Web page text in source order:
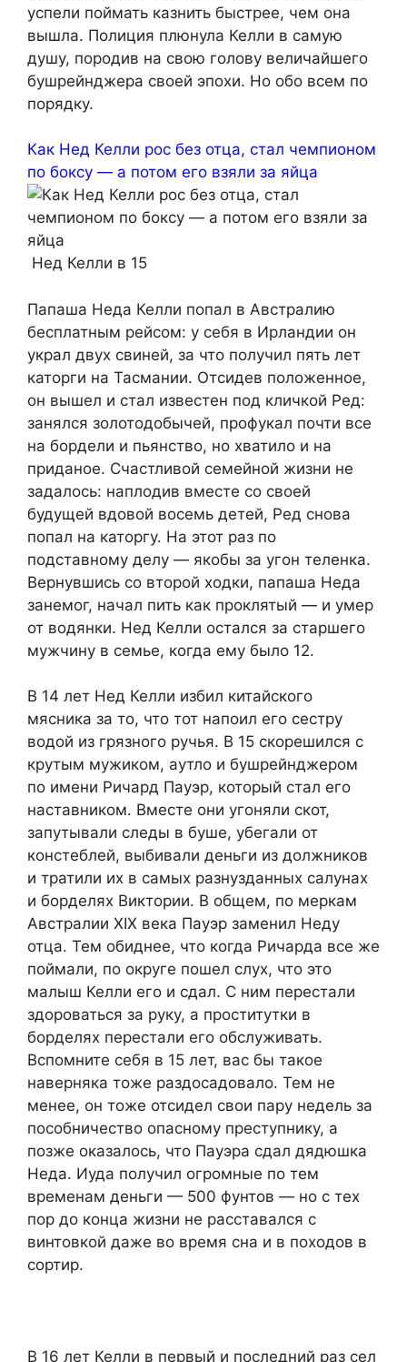
успели поймать казнить быстрее, чем она
вышла. Полиция плюнула Келли в самую
душу, породив на свою голову величайшего
бушрейнджера своей эпохи. Но обо всем по
порядку.
Как Нед Келли рос без отца, стал чемпионом
по боксу — а потом его взяли за яйца
Нед Келли в 15
Папаша Неда Келли попал в Австралию
бесплатным рейсом: у себя в Ирландии он
украл двух свиней, за что получил пять лет
каторги на Тасмании. Отсидев положенное,
он вышел и стал известен под кличкой Ред:
занялся золотодобычей, профукал почти все
на бордели и пьянство, но хватило и на
приданое. Счастливой семейной жизни не
задалось: наплодив вместе со своей
будущей вдовой восемь детей, Ред снова
попал на каторгу. На этот раз по
подставному делу — якобы за угон теленка.
Вернувшись со второй ходки, папаша Неда
занемог, начал пить как проклятый — и умер
от водянки. Нед Келли остался за старшего
мужчину в семье, когда ему было 12.
В 14 лет Нед Келли избил китайского
мясника за то, что тот напоил его сестру
водой из грязного ручья. В 15 скорешился с
крутым мужиком, аутло и бушрейнджером
по имени Ричард Пауэр, который стал его
наставником. Вместе они угоняли скот,
запутывали следы в буше, убегали от
констеблей, выбивали деньги из должников
и тратили их в самых разнузданных салунах
и борделях Виктории. В общем, по меркам
Австралии XIX века Пауэр заменил Неду
отца. Тем обиднее, что когда Ричарда все же
поймали, по округе пошел слух, что это
малыш Келли его и сдал. С ним перестали
здороваться за руку, а проститутки в
борделях перестали его обслуживать.
Вспомните себя в 15 лет, вас бы такое
наверняка тоже раздосадовало. Тем не
менее, он тоже отсидел свои пару недель за
пособничество опасному преступнику, а
позже оказалось, что Пауэра сдал дядюшка
Неда. Иуда получил огромные по тем
временам деньги — 500 фунтов — но с тех
пор до конца жизни не расставался с
винтовкой даже во время сна и в походов в
сортир.
В 16 лет Келли в первый и последний раз сел